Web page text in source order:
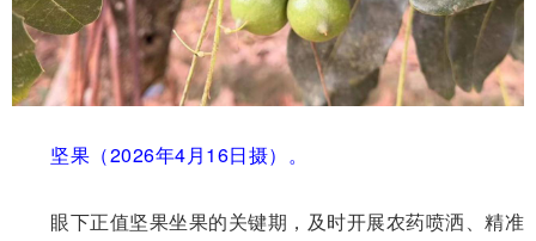
坚果（2026年4月16日摄）。
眼下正值坚果坐果的关键期，及时开展农药喷洒、精准